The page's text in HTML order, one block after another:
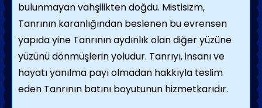
bulunmayan vahşilikten doğdu. Mistisizm,
Tanrının karanlığından beslenen bu evrensen
yapıda yine Tanrının aydınlık olan diğer yüzüne
yüzünü dönmüşlerin yoludur. Tanrıyı, insanı ve
hayatı yanılma payı olmadan hakkıyla teslim
eden Tanrının batını boyutunun hizmetkarıdır.